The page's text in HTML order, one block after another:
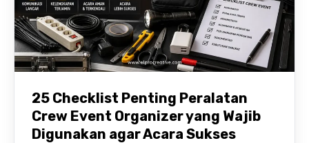
25 Checklist Penting Peralatan
Crew Event Organizer yang Wajib
Digunakan agar Acara Sukses